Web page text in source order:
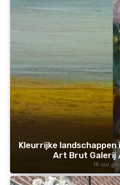
Kleurrijke
Art Brut Galerij
18 uur